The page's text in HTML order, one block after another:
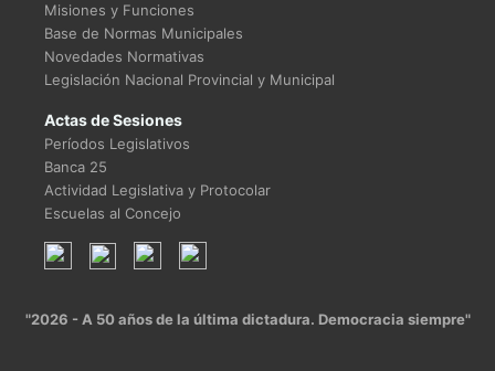
Misiones y Funciones
Base de Normas Municipales
Novedades Normativas
Legislación Nacional Provincial y Municipal
Actas de Sesiones
Períodos Legislativos
Banca 25
Actividad Legislativa y Protocolar
Escuelas al Concejo
"2026 - A 50 años de la última dictadura. Democracia siempre"